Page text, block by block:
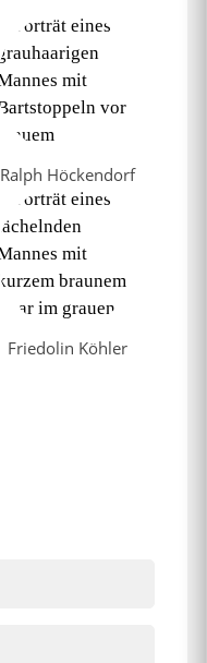
Ralph Höckendorf
Friedolin Köhler